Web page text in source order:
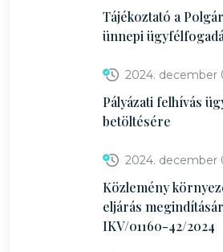
Tájékoztató a
ünnepi
2024. december
Pályázati felhívás
betöltésére
2024. december
Közlemény
eljárás
IKV/01160-42/2024